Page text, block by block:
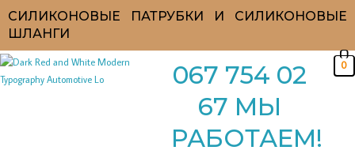
СИЛИКОНОВЫЕ ПАТРУБКИ И СИЛИКОНОВЫЕ
ШЛАНГИ
067 754 02
67 МЫ
РАБОТАЕМ!
0